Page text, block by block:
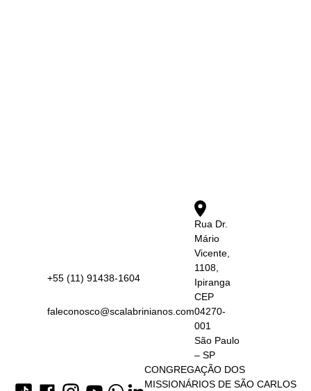
+55 (11) 91438-1604
faleconosco@scalabrinianos.com
Rua Dr.
Mário
Vicente,
1108,
Ipiranga
CEP
04270-
001
São Paulo
– SP
CONGREGAÇÃO DOS
MISSIONÁRIOS DE SÃO CARLOS